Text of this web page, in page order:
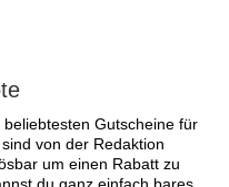
Gutscheine für
von der Redaktion
um einen Rabatt zu